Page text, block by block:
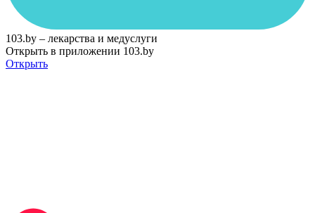
103.by – лекарства и медуслуги
Открыть в приложении 103.by
Открыть